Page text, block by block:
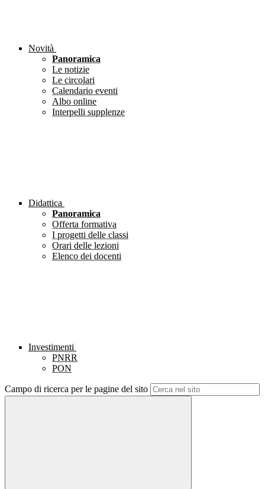
Novità
Panoramica
Le notizie
Le circolari
Calendario eventi
Albo online
Interpelli supplenze
Didattica
Panoramica
Offerta formativa
I progetti delle classi
Orari delle lezioni
Elenco dei docenti
Investimenti
PNRR
PON
Campo di ricerca per le pagine del sito